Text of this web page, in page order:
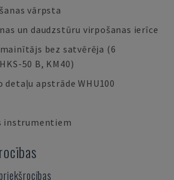
vārpsta
un daudzstūru virpošanas ierīce
bez satvērēja (6
50 B, KM40)
detaļu apstrāde WHU100
instrumentiem